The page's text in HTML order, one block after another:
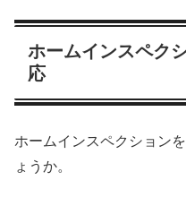
ホームインスペク
応
ホームインスペクション
ょうか。